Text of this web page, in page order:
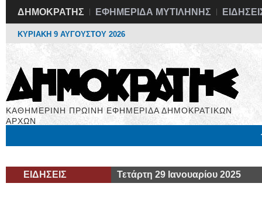
ΔΗΜΟΚΡΑΤΗΣ ΕΦΗΜΕΡΙΔΑ ΜΥΤΙΛΗΝΗΣ
ΚΥΡΙΑΚΗ 9 ΑΥΓΟΥΣΤΟΥ 2026
ΚΑΘΗΜΕΡΙΝΗ ΠΡΩΙΝΗ ΕΦΗΜΕΡΙΔΑ ΔΗΜΟΚΡΑΤΙΚΩΝ
ΑΡΧΩΝ
ΕΙΔΗΣΕΙΣ Τετάρτη 29 Ιανουαρίου 2025